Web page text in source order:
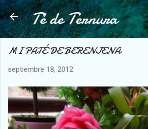
Ir al contenido principal
Té de Ternura
MI PATÉ DE BERENJENA
septiembre 18, 2012